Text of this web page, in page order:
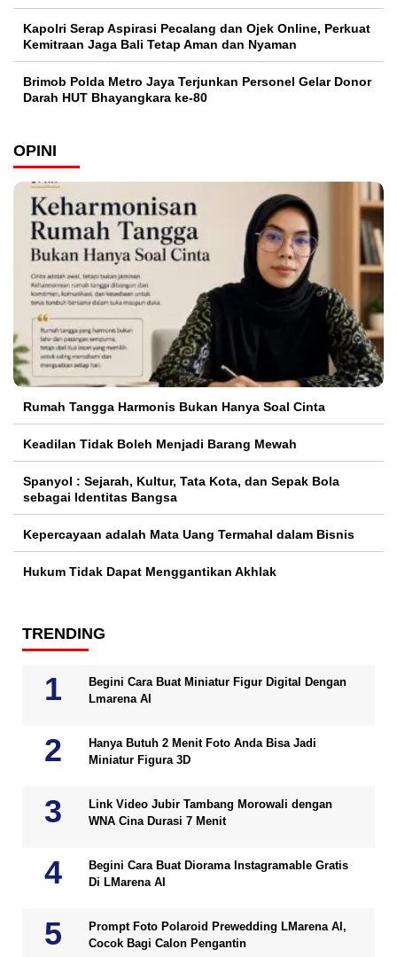
Kapolri Serap Aspirasi Pecalang dan Ojek Online, Perkuat
Kemitraan Jaga Bali Tetap Aman dan Nyaman
Brimob Polda Metro Jaya Terjunkan Personel Gelar Donor
Darah HUT Bhayangkara ke-80
OPINI
Rumah Tangga Harmonis Bukan Hanya Soal Cinta
Keadilan Tidak Boleh Menjadi Barang Mewah
Spanyol : Sejarah, Kultur, Tata Kota, dan Sepak Bola
sebagai Identitas Bangsa
Kepercayaan adalah Mata Uang Termahal dalam Bisnis
Hukum Tidak Dapat Menggantikan Akhlak
TRENDING
Begini Cara Buat Miniatur Figur Digital Dengan
Lmarena AI
Hanya Butuh 2 Menit Foto Anda Bisa Jadi
Miniatur Figura 3D
Link Video Jubir Tambang Morowali dengan
WNA Cina Durasi 7 Menit
Begini Cara Buat Diorama Instagramable Gratis
Di LMarena AI
Prompt Foto Polaroid Prewedding LMarena AI,
Cocok Bagi Calon Pengantin